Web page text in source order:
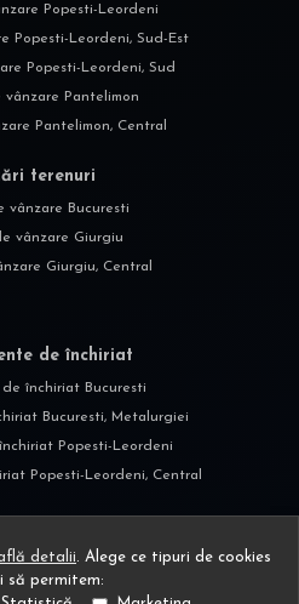
Popesti-Leordeni
Popesti-Leordeni, Sud-Est
Popesti-Leordeni, Sud
vânzare Pantelimon
Pantelimon, Central
terenuri
vânzare Bucuresti
vânzare Giurgiu
Giurgiu, Central
de închiriat
închiriat Bucuresti
Bucuresti, Metalurgiei
Popesti-Leordeni
Popesti-Leordeni, Central
detalii. Alege ce tipuri de cookies
să permitem: